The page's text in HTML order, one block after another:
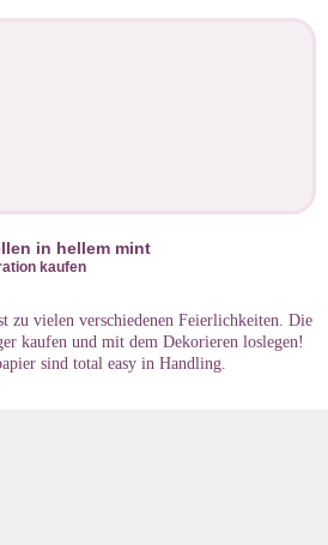
in hellem mint
kaufen
zu vielen verschiedenen Feierlichkeiten. Die
kaufen und mit dem Dekorieren loslegen!
sind total easy in Handling.